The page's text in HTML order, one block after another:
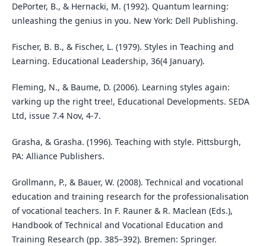
DePorter, B., & Hernacki, M. (1992). Quantum learning:
unleashing the genius in you. New York: Dell Publishing.
Fischer, B. B., & Fischer, L. (1979). Styles in Teaching and
Learning. Educational Leadership, 36(4 January).
Fleming, N., & Baume, D. (2006). Learning styles again:
varking up the right tree!, Educational Developments. SEDA
Ltd, issue 7.4 Nov, 4-7.
Grasha, & Grasha. (1996). Teaching with style. Pittsburgh,
PA: Alliance Publishers.
Grollmann, P., & Bauer, W. (2008). Technical and vocational
education and training research for the professionalisation
of vocational teachers. In F. Rauner & R. Maclean (Eds.),
Handbook of Technical and Vocational Education and
Training Research (pp. 385–392). Bremen: Springer.